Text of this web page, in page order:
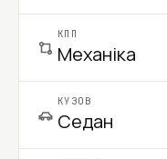
КПП
Механіка
КУЗОВ
Седан